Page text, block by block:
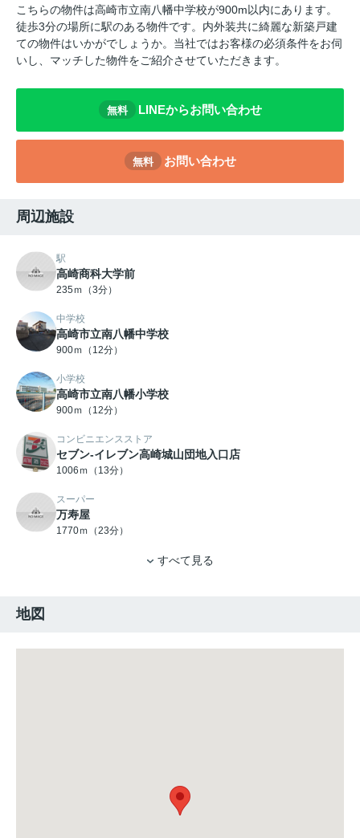
こちらの物件は高崎市立南八幡中学校が900m以内にあります。
徒歩3分の場所に駅のある物件です。内外装共に綺麗な新築戸建
ての物件はいかがでしょうか。当社ではお客様の必須条件をお伺
いし、マッチした物件をご紹介させていただきます。
無料 LINEからお問い合わせ
無料 お問い合わせ
周辺施設
駅
高崎商科大学前
235ｍ（3分）
中学校
高崎市立南八幡中学校
900ｍ（12分）
小学校
高崎市立南八幡小学校
900ｍ（12分）
コンビニエンスストア
セブン-イレブン高崎城山団地入口店
1006ｍ（13分）
スーパー
万寿屋
1770ｍ（23分）
すべて見る
地図